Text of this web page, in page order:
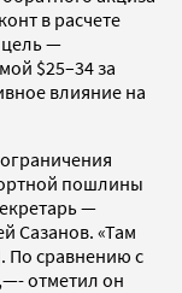
в расчете
цель —
$25–34 за
влияние на
пошлины
—
Сазанов. «Там
По сравнению с
отметил он